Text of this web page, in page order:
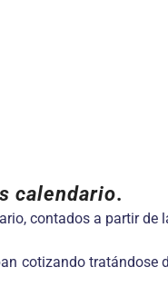
calendario.
contados a partir de
cotizando tratándose